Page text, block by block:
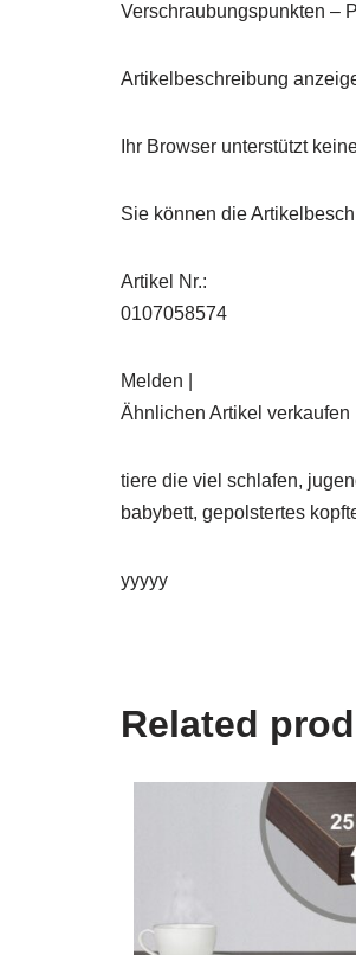
Verschraubungspunkten –
Artikelbeschreibung
Ihr Browser unterstützt
Sie können die
Artikel Nr.:
0107058574
Melden |
Ähnlichen Artikel verkaufen
tiere die viel schlafen,
babybett, gepolstertes
yyyyy
Related